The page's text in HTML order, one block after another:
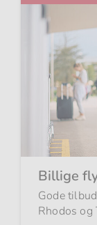
Billige
Gode
Rhodos og